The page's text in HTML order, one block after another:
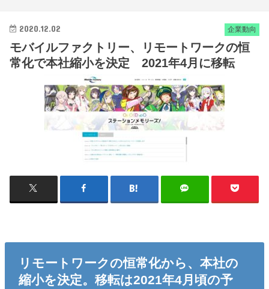
企業動向
2020.12.02
モバイルファクトリー、リモートワークの恒
常化で本社縮小を決定 2021年4月に移転
リモートワークの恒常化から、本社の
縮小を決定。移転は2021年4月頃の予